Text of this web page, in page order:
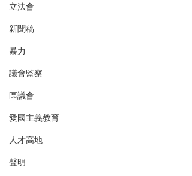
立法會
新聞稿
暴力
議會監察
區議會
愛國主義教育
人才高地
聲明